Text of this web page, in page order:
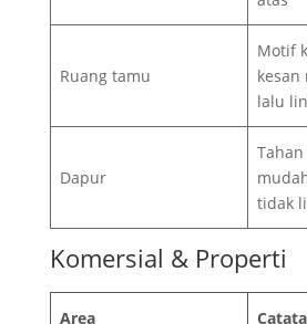
Ruang tamu
Motif
kesan
lalu
Dapur
tidak
Komersial & Properti
Area